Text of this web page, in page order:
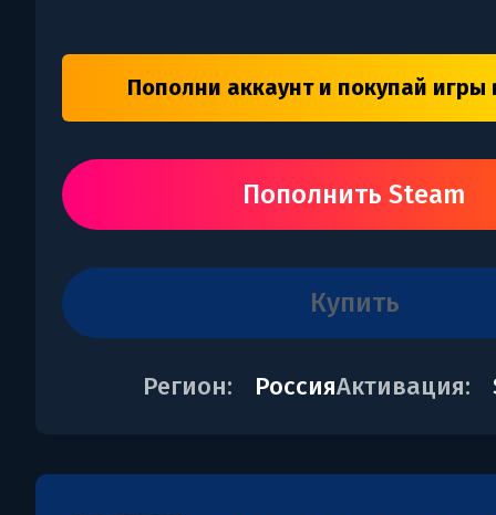
Пополни аккаунт и покупай игры
Пополнить Steam
купить
Регион: РоссияАктивация: